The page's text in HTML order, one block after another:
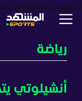
أخبار برامجالمشهد
رياضة
أنشيلوتي